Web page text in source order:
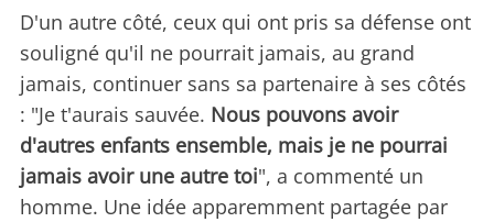
D'un autre côté, ceux qui ont pris sa défense ont
souligné qu'il ne pourrait jamais, au grand
jamais, continuer sans sa partenaire à ses côtés
: "Je t'aurais sauvée. Nous pouvons avoir
d'autres enfants ensemble, mais je ne pourrai
jamais avoir une autre toi", a commenté un
homme. Une idée apparemment partagée par